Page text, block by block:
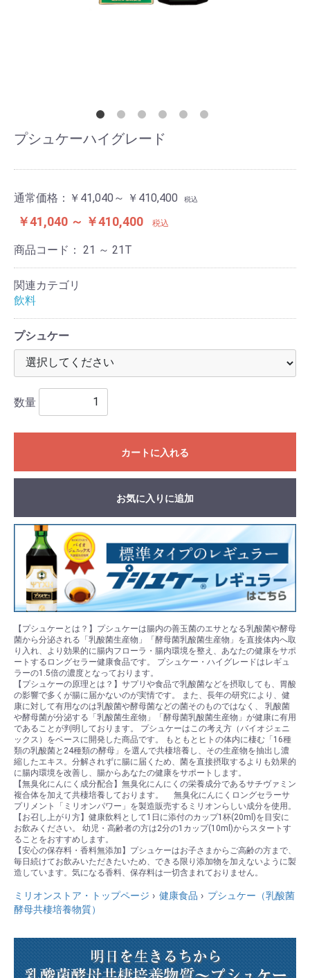
プシュケーハイグレード
通常価格： ￥41,040～ ￥410,400 税込
￥41,040 ～ ￥410,400 税込
商品コード： 21 ～ 21T
関連カテゴリ
飲料
プシュケー
数量
カートに入れる
お気に入りに追加
【プシュケーとは？】プシュケーは腸内の善玉菌のエサとなる乳酸菌や酵母
菌から分泌される「乳酸菌生産物」「酵母菌乳酸菌生産物」を直接体内へ取
り入れ、より効果的に腸内フローラ・腸内環境を整え、あなたの健康をサポ
ートするロングセラー健康食品です。 プシュケー・ハイグレードはレギュ
ラーの1.5倍の濃度となっております。
【プシュケーの原理とは？】サプリや食品で乳酸菌などを摂取しても、胃酸
の影響で多くが腸に届かないのが実情です。 また、長年の研究により、健
康に対して有用なのは乳酸菌や酵母菌などの菌そのものではなく、 乳酸菌
や酵母菌が分泌する「乳酸菌生産物」「酵母菌乳酸菌生産物」が健康に有用
であることが判明しております。 プシュケーはこの考え方（バイオジェニ
ックス）をベースに開発した商品です。 もともとヒトの体内に棲む「16種
類の乳酸菌と24種類の酵母」を選んで共棲培養し、その生産物を抽出し濃
縮したエキス。分解されずに腸に届くため、菌を直接摂取するよりも効果的
に腸内環境を改善し、腸からあなたの健康をサポートします。
【無臭化にんにく成分配合】無臭化にんにくの栄養成分であるサチヴァミン
複合体を加えて共棲培養しております。 無臭化にんにくロングセラーサ
プリメント「ミリオンパワー」を製造販売するミリオンらしい成分を使用。
【お召し上がり方】健康飲料として1日に添付のカップ1杯(20ml)を目安に
お飲みください。 幼児・高齢者の方は2分の1カップ(10ml)からスタートす
ることをおすすめします。
【安心の保存料・香料無添加】プシュケーはお子さまからご高齢の方まで、
毎日続けてお飲みいただきたいため、できる限り添加物を加えないように製
造しています。気になる香料、保存料は一切含まれておりません。
ミリオンストア・トップページ 健康食品
プシュケー（乳酸菌
酵母共棲培養物質）